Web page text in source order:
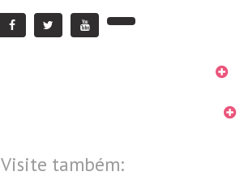
Visite também: